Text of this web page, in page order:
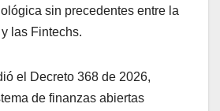
sin precedentes entre la
las Fintechs.
el Decreto 368 de 2026,
de finanzas abiertas